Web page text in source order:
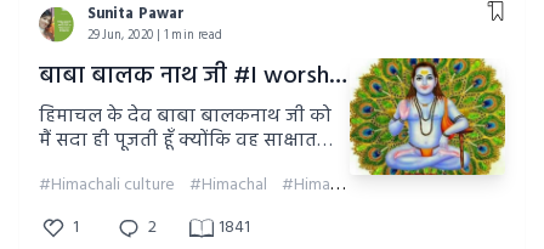
Sunita Pawar
29 Jun, 2020 | 1 min read
बाबा बालक नाथ जी #I worship you
हिमाचल के देव बाबा बालकनाथ जी को
मैं सदा ही पूजती हूँ क्योंकि वह साक्षात
अनेकों बार उनके होने की अनुभूति की है।
#Himachali culture #Himachal #Himachal god
1
2 1841